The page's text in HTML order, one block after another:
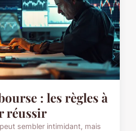
: les règles à
réussir
sembler intimidant, mais